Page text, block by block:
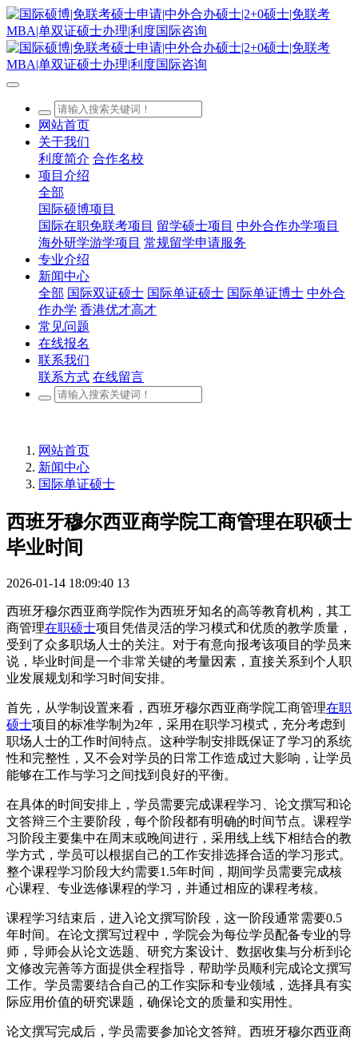
网站首页
关于我们
利度简介 合作名校
项目介绍
全部
国际硕博项目
国际在职免联考项目 留学硕士项目 中外合作办学项目
海外研学游学项目 常规留学申请服务
专业介绍
新闻中心
全部 国际双证硕士 国际单证硕士 国际单证博士 中外合
作办学 香港优才高才
常见问题
在线报名
联系我们
联系方式 在线留言
网站首页
新闻中心
国际单证硕士
西班牙穆尔西亚商学院工商管理在职硕士
毕业时间
2026-01-14 18:09:40 13
西班牙穆尔西亚商学院作为西班牙知名的高等教育机构，其工
商管理在职硕士项目凭借灵活的学习模式和优质的教学质量，
受到了众多职场人士的关注。对于有意向报考该项目的学员来
说，毕业时间是一个非常关键的考量因素，直接关系到个人职
业发展规划和学习时间安排。
首先，从学制设置来看，西班牙穆尔西亚商学院工商管理在职
硕士项目的标准学制为2年，采用在职学习模式，充分考虑到
职场人士的工作时间特点。这种学制安排既保证了学习的系统
性和完整性，又不会对学员的日常工作造成过大影响，让学员
能够在工作与学习之间找到良好的平衡。
在具体的时间安排上，学员需要完成课程学习、论文撰写和论
文答辩三个主要阶段，每个阶段都有明确的时间节点。课程学
习阶段主要集中在周末或晚间进行，采用线上线下相结合的教
学方式，学员可以根据自己的工作安排选择合适的学习形式。
整个课程学习阶段大约需要1.5年时间，期间学员需要完成核
心课程、专业选修课程的学习，并通过相应的课程考核。
课程学习结束后，进入论文撰写阶段，这一阶段通常需要0.5
年时间。在论文撰写过程中，学院会为每位学员配备专业的导
师，导师会从论文选题、研究方案设计、数据收集与分析到论
文修改完善等方面提供全程指导，帮助学员顺利完成论文撰写
工作。学员需要结合自己的工作实际和专业领域，选择具有实
际应用价值的研究课题，确保论文的质量和实用性。
论文撰写完成后，学员需要参加论文答辩。西班牙穆尔西亚商